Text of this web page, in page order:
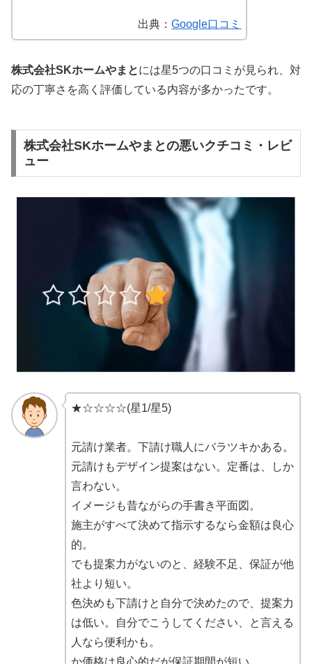
出典：Google口コミ
株式会社SKホームやまとには星5つの口コミが見られ、対
応の丁寧さを高く評価している内容が多かったです。
株式会社SKホームやまとの悪いクチコミ・レビ
ュー
★☆☆☆☆(星1/星5)
元請け業者。下請け職人にバラツキかある。
元請けもデザイン提案はない。定番は、しか
言わない。
イメージも昔ながらの手書き平面図。
施主がすべて決めて指示するなら金額は良心
的。
でも提案力がないのと、経験不足、保証が他
社より短い。
色決めも下請けと自分で決めたので、提案力
は低い。自分でこうしてください、と言える
人なら便利かも。
か価格は良心的だが保証期間が短い。